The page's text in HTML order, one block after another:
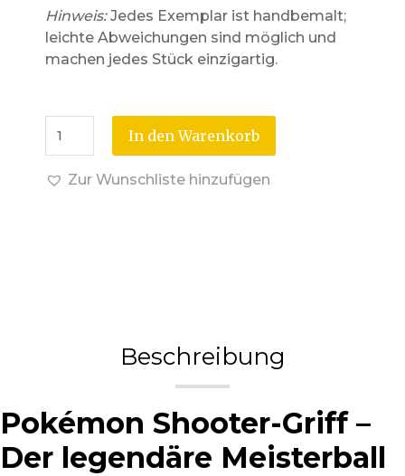
Hinweis:Jedes Exemplar ist handbemalt;
leichte Abweichungen sind möglich und
machen jedes Stück einzigartig.
In den Warenkorb
Zur Wunschliste hinzufügen
Beschreibung
Pokémon Shooter-Griff –
Der legendäre Meisterball